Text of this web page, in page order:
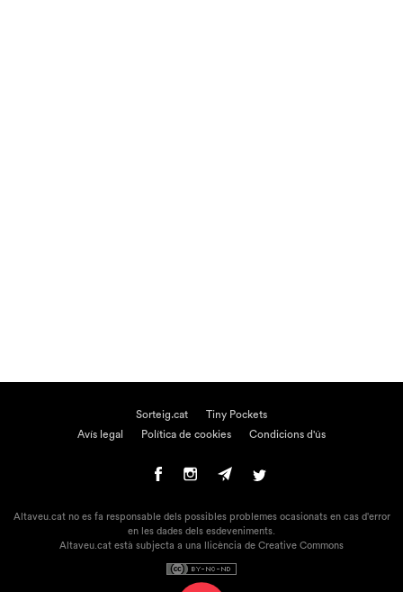
Sorteig.cat
Tiny Pockets
Avís legal
Política de cookies Condicions d'ús
Altaveu.cat no es fa responsable dels possibles problemes ocasionats en cas d'error
en les dades dels esdeveniments.
Altaveu.cat està subjecta a una llicència de Creative Commons